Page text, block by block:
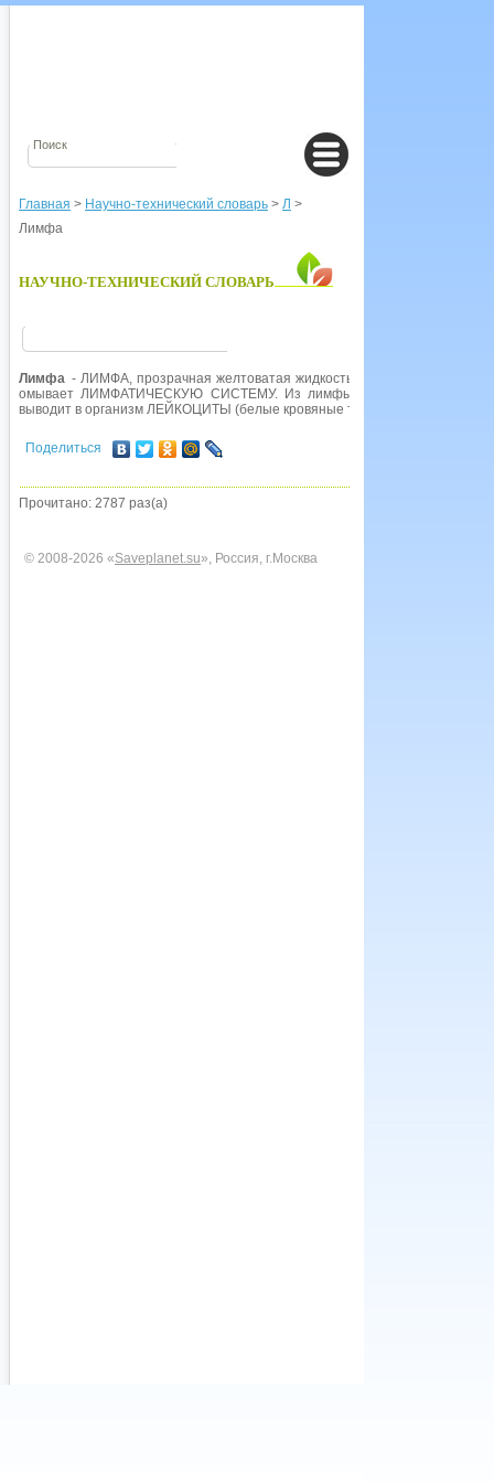
Главная > Научно-технический словарь > Л >
Лимфа
НАУЧНО-ТЕХНИЧЕСКИЙ СЛОВАРЬ
Лимфа - ЛИМФА, прозрачная желтоватая жидкость, получаемая из
омывает ЛИМФАТИЧЕСКУЮ СИСТЕМУ. Из лимфы ткани организма
выводит в организм ЛЕЙКОЦИТЫ (белые кровяные тельца).
Поделиться
Прочитано: 2787 раз(а)
© 2008-2026 «Saveplanet.su», Россия, г.Москва